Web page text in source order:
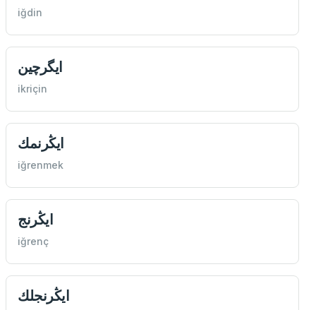
iğdin
ايگرچين
ikriçin
ايڭرنمك
iğrenmek
ايڭرنج
iğrenç
ايڭرنجلك